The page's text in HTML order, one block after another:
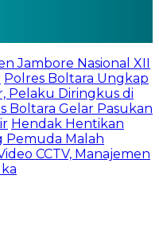
Jambore Nasional XII
Polres Boltara Ungkap
Pelaku Diringkus di
Boltara Gelar Pasukan
Hendak Hentikan
Pemuda Malah
CCTV, Manajemen